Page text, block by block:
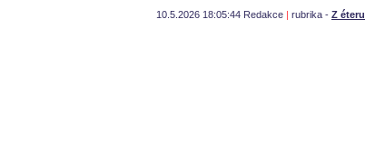
10.5.2026 18:05:44 Redakce | rubrika - Z éteru